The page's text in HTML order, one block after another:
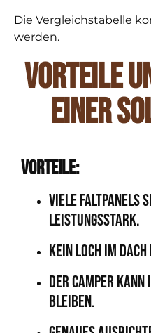
Die Vergleichstabelle
werden.
Vorteile
einer
Vorteile:
Viele Faltpanels
leistungsstark.
Kein Loch im
Der Camper
bleiben.